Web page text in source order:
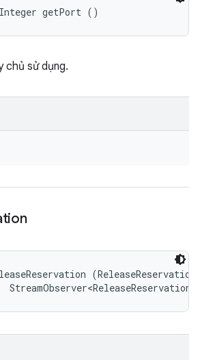
getPort ()
chủ sử dụng.